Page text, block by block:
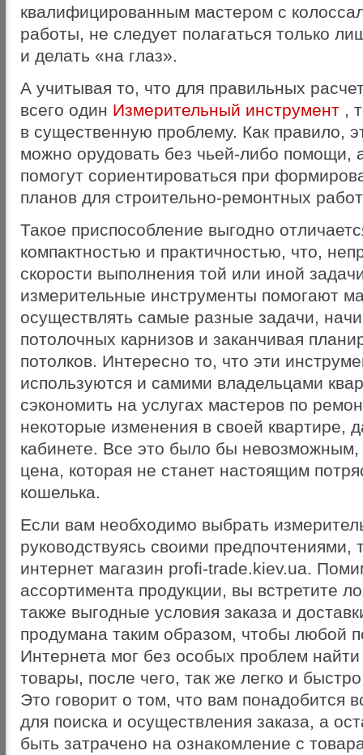
квалифицированным мастером с
работы, не следует полагаться только
и делать «на глаз».
А учитывая то, что для правильных
всего один Измерительный инструмент ,
в существенную проблему. Как правило,
можно орудовать без чьей-либо помощи,
помогут сориентироваться при
планов для строительно-ремонтных
Такое приспособление выгодно
компактностью и практичностью, что,
скорости выполнения той или иной
измерительные инструменты помогают
осуществлять самые разные задачи,
потолочных карнизов и заканчивая
потолков. Интересно то, что эти
используются и самими владельцами
сэкономить на услугах мастеров по
некоторые изменения в своей квартире,
кабинете. Все это было бы невозможным,
цена, которая не станет настоящим
кошелька.
Если вам необходимо выбрать
руководствуясь своими предпочтениями,
интернет магазин profi-trade.kiev.ua.
ассортимента продукции, вы встретите
также выгодные условия заказа и
продумана таким образом, чтобы любой
Интернета мог без особых проблем
товары, после чего, так же легко и
Это говорит о том, что вам понадобится
для поиска и осуществления заказа, а
быть затрачено на ознакомление с